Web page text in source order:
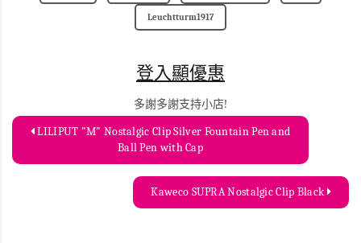
Leuchtturm1917
登入顯優惠
多謝多謝支持小店!
LILIPUT "M" Nostalgic Clip Silver Fountain Pen and
Ball Pen with Cap
Kaweco SUPRA Nostalgic Clip Black